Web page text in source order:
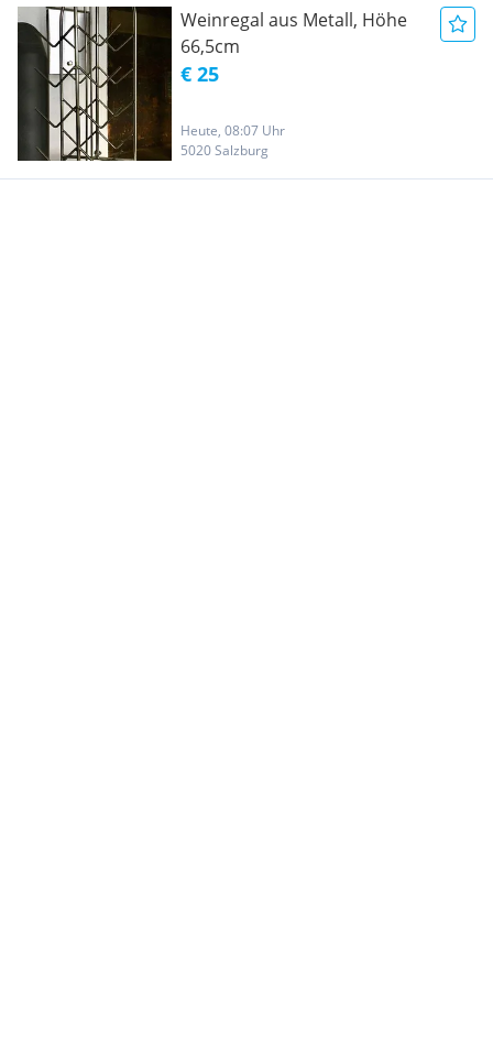
Weinregal aus Metall, Höhe
66,5cm
€ 25
Heute, 08:07 Uhr
5020 Salzburg